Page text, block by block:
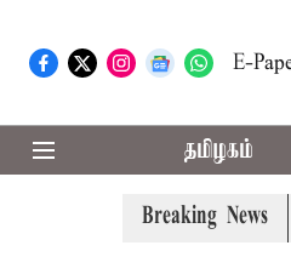
E-
தமிழகம்
Breaking News
கோவை, தேனி,நீலகிரி